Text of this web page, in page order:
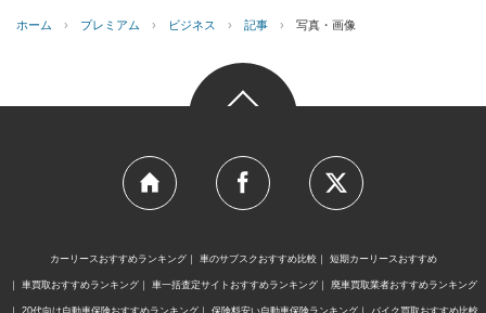
ホーム › プレミアム › ビジネス › 記事 › 写真・画像
カーリースおすすめランキング 車のサブスクおすすめ比較 短期カーリースおすすめ
車買取おすすめランキング 車一括査定サイトおすすめランキング 廃車買取業者おすすめランキング